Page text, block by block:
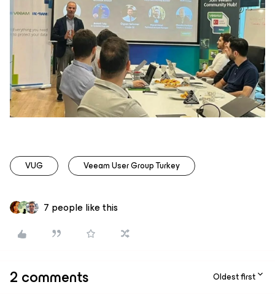
VUG Veeam User Group Turkey
7 people like this
2 comments Oldest first